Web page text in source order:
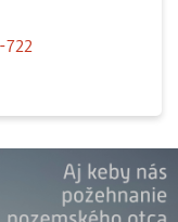
722